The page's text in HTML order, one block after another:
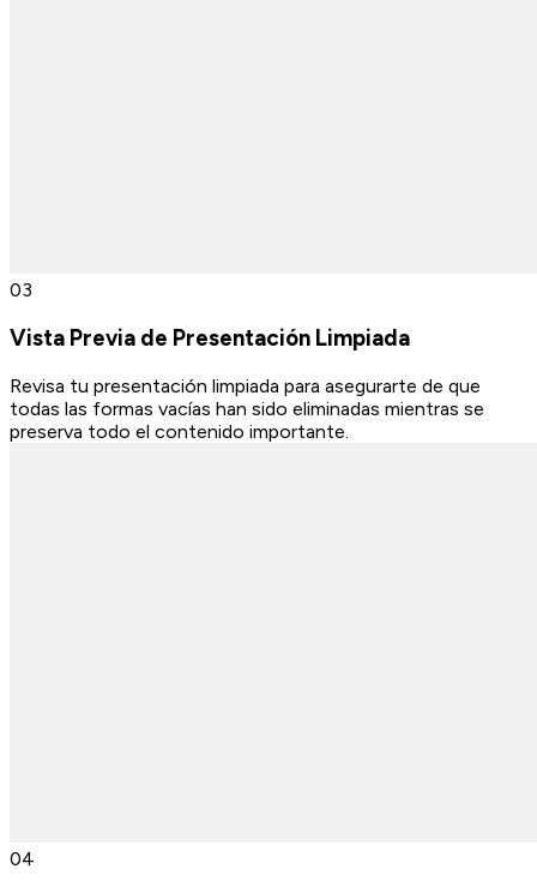
03
Vista Previa de Presentación Limpiada
Revisa tu presentación limpiada para asegurarte de que
todas las formas vacías han sido eliminadas mientras se
preserva todo el contenido importante.
04